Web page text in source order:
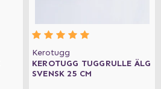
Kerotugg
KEROTUGG TUGGRULLE ÄLG
SVENSK 25 CM